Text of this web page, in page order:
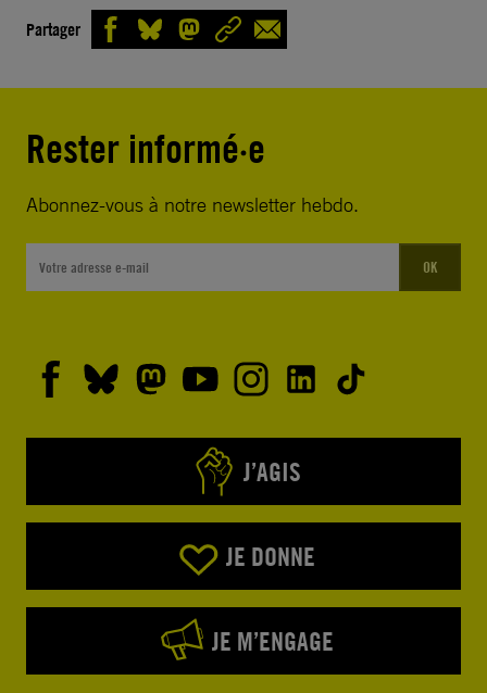
Partager
Rester informé·e
Abonnez-vous à notre newsletter hebdo.
OK
J’AGIS
JE DONNE
JE M’ENGAGE